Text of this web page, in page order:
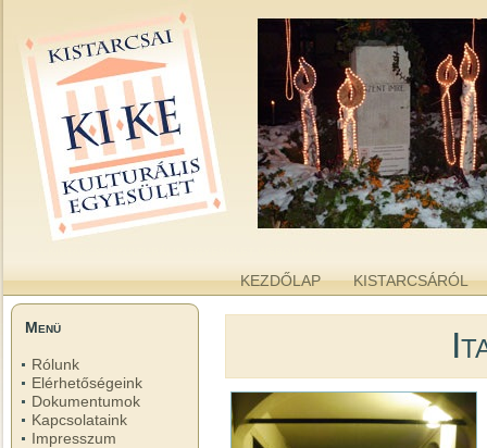
KEZDŐLAP KISTARCSÁRÓL
Menü
Rólunk
Elérhetőségeink
Dokumentumok
Kapcsolataink
Impresszum